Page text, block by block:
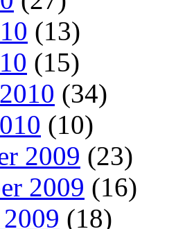
(13)
(15)
(34)
(10)
2009 (23)
2009 (16)
(18)